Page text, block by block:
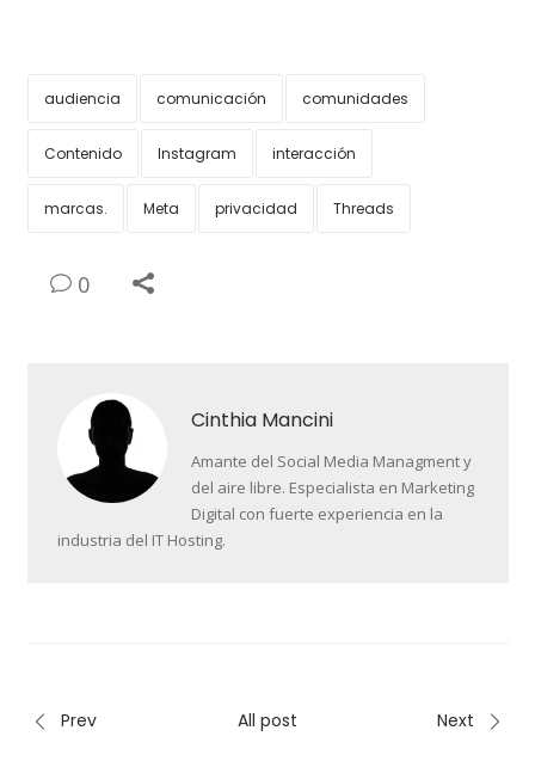
audiencia comunicación comunidades
Contenido Instagram interacción
marcas. Meta privacidad Threads
0
Cinthia Mancini
Amante del Social Media Managment y
del aire libre. Especialista en Marketing
Digital con fuerte experiencia en la
industria del IT Hosting.
Prev All post Next